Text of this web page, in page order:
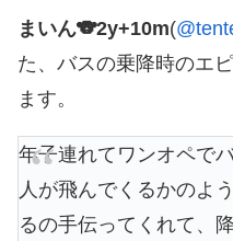
まいん🐨2y+10m(
た、バスの乗降時のエ
ます。
年子連れてワンオペで
人が飛んでくるかのよ
るの手伝ってくれて、